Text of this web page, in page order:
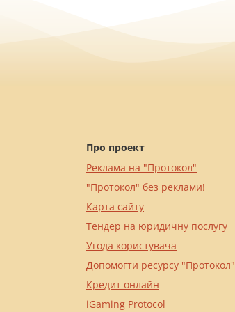
Про проект
Реклама на "Протокол"
"Протокол" без реклами!
Карта сайту
Тендер на юридичну послугу
Угода користувача
Допомогти ресурсу "Протокол"
Кредит онлайн
iGaming Protocol